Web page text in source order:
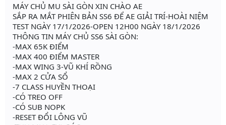
MÁY CHỦ MU SÀI GÒN XIN CHÀO AE
SẮP RA MẮT PHIÊN BẢN SS6 ĐỂ AE GIẢI TRÍ-HOÀI NIỆM
TEST NGÀY 17/1/2026-OPEN 12H00 NGÀY 18/1/2026
THÔNG TIN MÁY CHỦ SS6 SÀI GÒN:
-MAX 65K ĐIỂM
-MAX 400 ĐIỂM MASTER
-MAX WING 3-VŨ KHÍ RỒNG
-MAX 2 CỬA SỔ
-7 CLASS HUYỀN THOẠI
-CÓ TREO OFF
-CÓ SUB NOPK
-RESET ĐỔI LÔNG VŨ